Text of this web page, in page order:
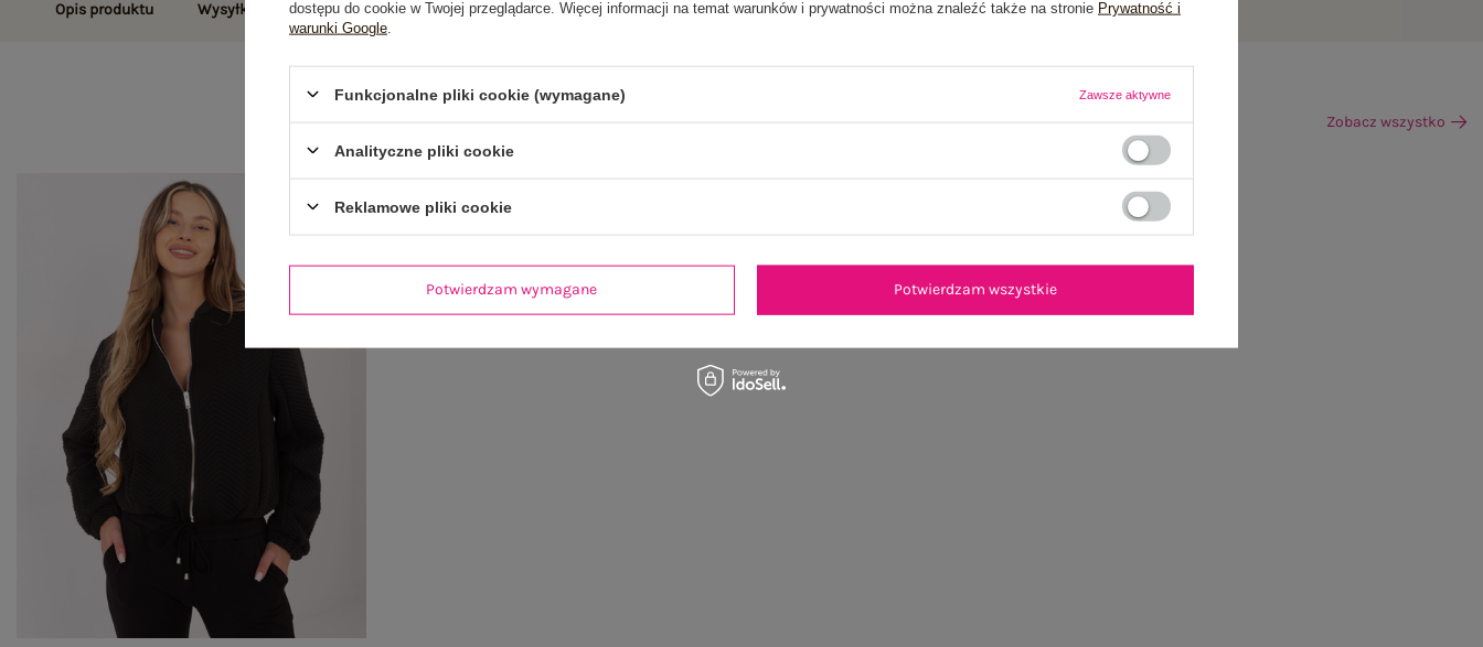
Opis produktu Wysyłka i dostawa Zwroty i reklamacje Opinie o produkcie(0)
Zobacz wszystko
dostępu do cookie w Twojej przeglądarce. Więcej informacji na temat warunków i prywatności można znaleźć także na stronie Prywatność i
warunki Google
Funkcjonalne pliki cookie (wymagane) Zawsze aktywne
Analityczne pliki cookie
Reklamowe pliki cookie
Potwierdzam wymagane Potwierdzam wszystkie